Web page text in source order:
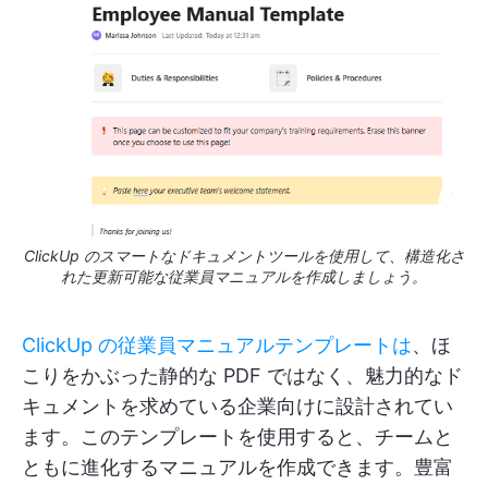
ClickUp のスマートなドキュメントツールを使用して、構造化さ
れた更新可能な従業員マニュアルを作成しましょう。
ClickUp の従業員マニュアルテンプレートは、ほ
こりをかぶった静的な PDF ではなく、魅力的なド
キュメントを求めている企業向けに設計されてい
ます。このテンプレートを使用すると、チームと
ともに進化するマニュアルを作成できます。豊富